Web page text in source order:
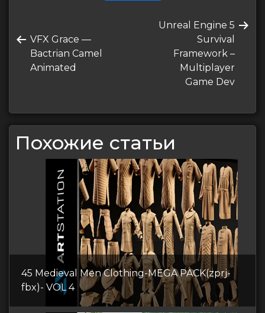
по
записям
Предыдущая
запись
VFX Grace —
Bactrian Camel
Animated
Следующая
Unreal Engine 5
Survival
Framework –
Multiplayer
Game Dev
Похожие статьи
45 Medieval Men Clothing-MEGA PACK(zprj-
fbx)- VOL 4